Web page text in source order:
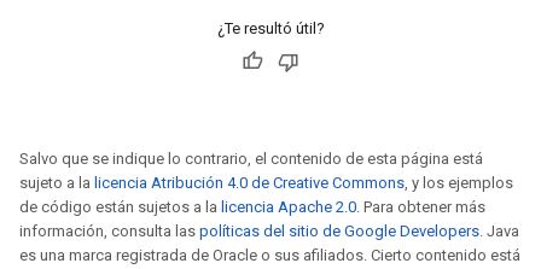
¿Te resultó útil?
Salvo que se indique lo contrario, el contenido de esta página está
sujeto a la licencia Atribución 4.0 de Creative Commons, y los ejemplos
de código están sujetos a la licencia Apache 2.0. Para obtener más
información, consulta las políticas del sitio de Google Developers. Java
es una marca registrada de Oracle o sus afiliados. Cierto contenido está